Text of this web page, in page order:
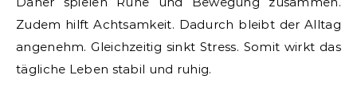
Zudem hilft Achtsamkeit. Dadurch bleibt der Alltag
angenehm. Gleichzeitig sinkt Stress. Somit wirkt das
tägliche Leben stabil und ruhig.